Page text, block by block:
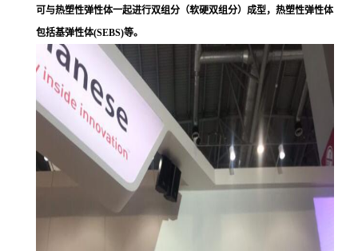
可与热塑性弹性体一起进行双组分（软硬双组分）成型，热塑性弹性体
包括基弹性体(SEBS)等。